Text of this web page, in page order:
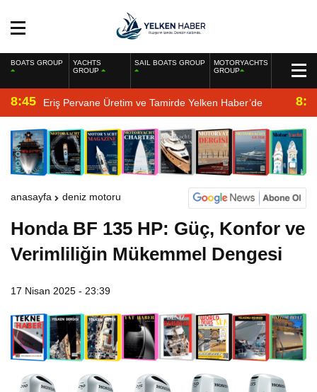
BOATS GROUP
YACHTS
GROUP
SAIL BOATS GROUP
MOTORYACHTS
GROUP
8:45 Eriş Pervane Üretim ve Tamirde Yelken Haber’de
anasayfa deniz motoru
Honda BF 135 HP: Güç, Konfor ve
Verimliliğin Mükemmel Dengesi
17 Nisan 2025 - 23:39